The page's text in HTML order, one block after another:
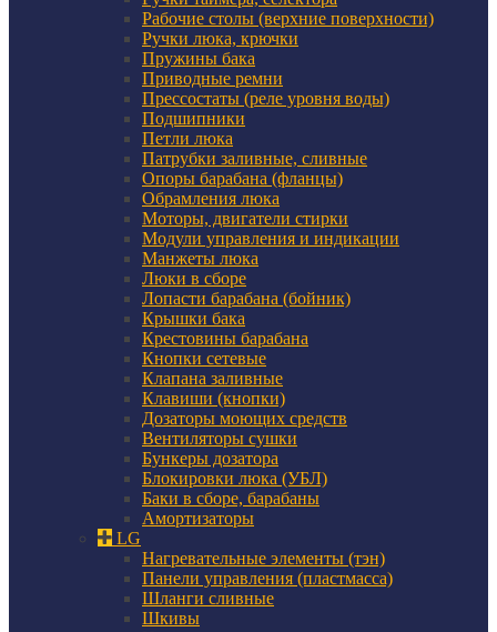
Рабочие столы (верхние поверхности)
Ручки люка, крючки
Пружины бака
Приводные ремни
Прессостаты (реле уровня воды)
Подшипники
Петли люка
Патрубки заливные, сливные
Опоры барабана (фланцы)
Обрамления люка
Моторы, двигатели стирки
Модули управления и индикации
Манжеты люка
Люки в сборе
Лопасти барабана (бойник)
Крышки бака
Крестовины барабана
Кнопки сетевые
Клапана заливные
Клавиши (кнопки)
Дозаторы моющих средств
Вентиляторы сушки
Бункеры дозатора
Блокировки люка (УБЛ)
Баки в сборе, барабаны
Амортизаторы
LG
Нагревательные элементы (тэн)
Панели управления (пластмасса)
Шланги сливные
Шкивы